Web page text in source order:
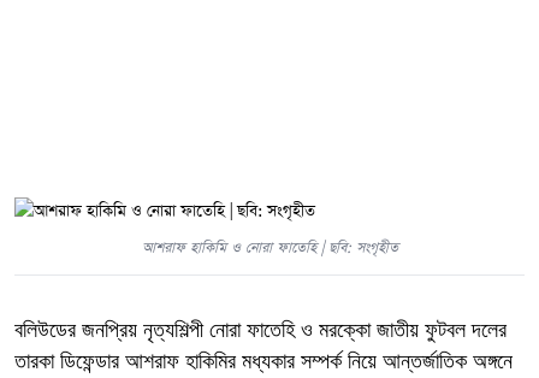
আশরাফ হাকিমি ও নোরা ফাতেহি | ছবি: সংগৃহীত
বলিউডের জনপ্রিয় নৃত্যশিল্পী নোরা ফাতেহি ও মরক্কো জাতীয় ফুটবল দলের
তারকা ডিফেন্ডার আশরাফ হাকিমির মধ্যকার সম্পর্ক নিয়ে আন্তর্জাতিক অঙ্গনে